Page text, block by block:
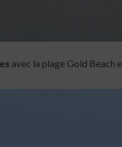
avec la plage Gold Beach